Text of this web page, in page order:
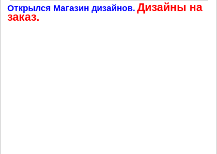
Открылся Магазин дизайнов. Дизайны на
заказ.